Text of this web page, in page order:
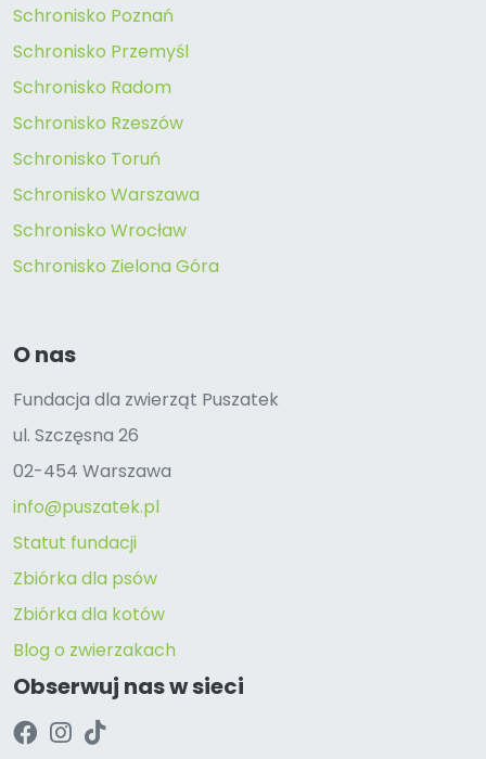
Schronisko Poznań
Schronisko Przemyśl
Schronisko Radom
Schronisko Rzeszów
Schronisko Toruń
Schronisko Warszawa
Schronisko Wrocław
Schronisko Zielona Góra
O nas
Fundacja dla zwierząt Puszatek
ul. Szczęsna 26
02-454 Warszawa
info@puszatek.pl
Statut fundacji
Zbiórka dla psów
Zbiórka dla kotów
Blog o zwierzakach
Obserwuj nas w sieci